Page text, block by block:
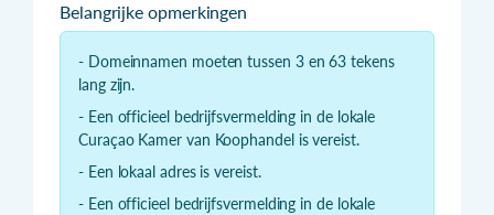
Belangrijke opmerkingen
- Domeinnamen moeten tussen 3 en 63 tekens
lang zijn.
- Een officieel bedrijfsvermelding in de lokale
Curaçao Kamer van Koophandel is vereist.
- Een lokaal adres is vereist.
- Een officieel bedrijfsvermelding in de lokale